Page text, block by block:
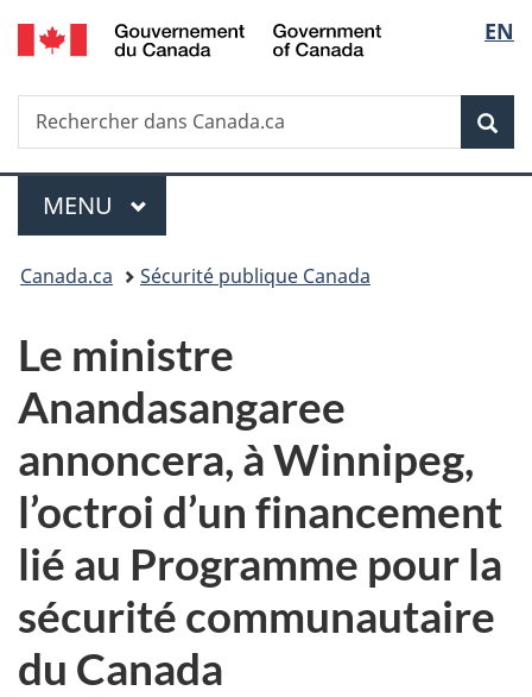
Passer
au
principal
Passer
à
Au
du
Passer
à
version
simplifiée
de
la
EN
Recherche
Rechercher
dans
Menu
MENU PRINCIPAL
Vous
ici :
Canada.ca Sécurité publique Canada
Le ministre
Anandasangaree
annoncera, à Winnipeg,
l’octroi d’un financement
lié au Programme pour la
sécurité communautaire
du Canada